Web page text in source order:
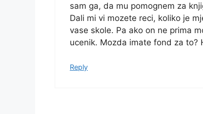
sam ga, da mu pomognem za
Dali mi vi mozete reci, koliko je
vase skole. Pa ako on ne prima
ucenik. Mozda imate fond za to?
Reply